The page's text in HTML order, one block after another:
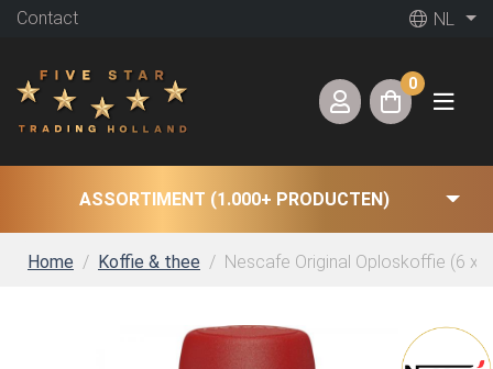
Contact NL
0
ASSORTIMENT (1.000+ PRODUCTEN)
Home Koffie & thee Nescafe Original Oploskoffie (6 x